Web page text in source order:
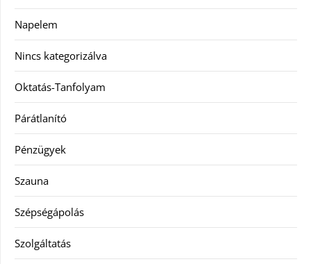
Napelem
Nincs kategorizálva
Oktatás-Tanfolyam
Párátlanító
Pénzügyek
Szauna
Szépségápolás
Szolgáltatás